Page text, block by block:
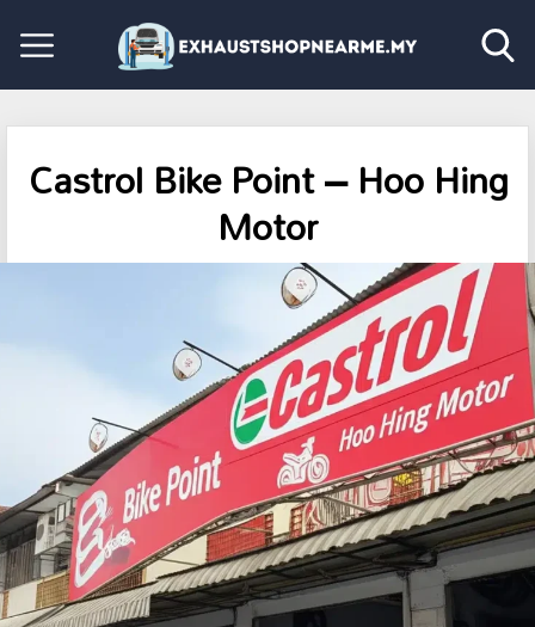
Castrol Bike Point – Hoo Hing
Motor